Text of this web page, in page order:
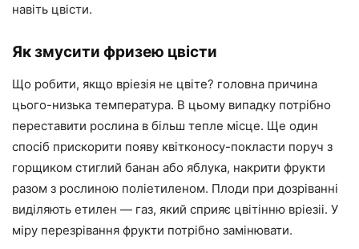
навіть цвісти.
Як змусити фризею цвісти
Що робити, якщо вріезія не цвіте? головна причина
цього-низька температура. В цьому випадку потрібно
переставити рослина в більш тепле місце. Ще один
спосіб прискорити появу квітконосу-покласти поруч з
горщиком стиглий банан або яблука, накрити фрукти
разом з рослиною поліетиленом. Плоди при дозріванні
виділяють етилен — газ, який сприяє цвітінню вріезіі. У
міру перезрівання фрукти потрібно замінювати.